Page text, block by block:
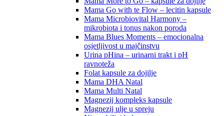
Mama Go with te Flow – lecitin kapsule
Mama Microbiovital Harmony –
mikrobiota i tonus nakon poroda
Mama Blues Moments – emocionalna
osjetljivost u majčinstvu
Urina pHina – urinarni trakt i pH
ravnoteža
Folat kapsule za dojilje
Mama DHA Natal
Mama Multi Natal
Magnezij kompleks kapsule
Magnezij ulje u spreju